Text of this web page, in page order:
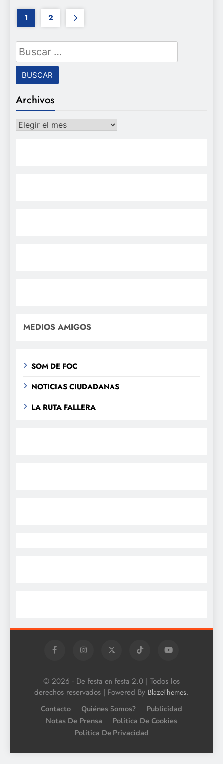
1 2
Buscar:
Archivos
Archivos
MEDIOS AMIGOS
SOM DE FOC
NOTICIAS CIUDADANAS
LA RUTA FALLERA
© 2026 - De festa en festa 2.0 | Todos los
derechos reservados | Powered By BlazeThemes.
Contacto Quiénes Somos?
Publicidad
Notas De Prensa
Política De Cookies
Política De Privacidad